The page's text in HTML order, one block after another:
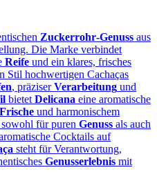
Zuckerrohr‑Genuss aus
Die Marke verbindet
Reife und ein klares, frisches
Stil hochwertigen Cachaças
, präziserVerarbeitung und
bietet Delicana eine aromatische
Frische und harmonischem
für puren Genuss als auch
Cocktails auf
steht für Verantwortung,
Genusserlebnis mit